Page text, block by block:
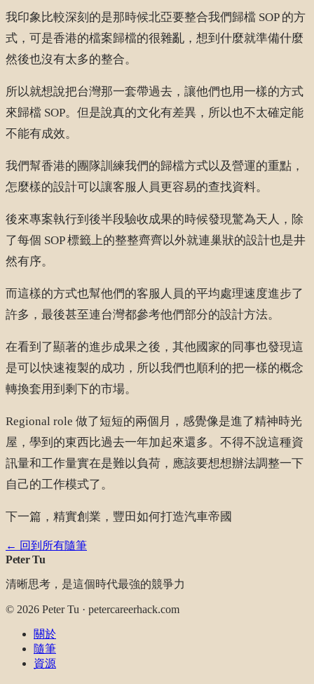
我印象比較深刻的是那時候北亞要整合我們歸檔 SOP 的方
式，可是香港的檔案歸檔的很雜亂，想到什麼就準備什麼
然後也沒有太多的整合。
所以就想說把台灣那一套帶過去，讓他們也用一樣的方式
來歸檔 SOP。但是說真的文化有差異，所以也不太確定能
不能有成效。
我們幫香港的團隊訓練我們的歸檔方式以及營運的重點，
怎麼樣的設計可以讓客服人員更容易的查找資料。
後來專案執行到後半段驗收成果的時候發現驚為天人，除
了每個 SOP 標籤上的整整齊齊以外就連巢狀的設計也是井
然有序。
而這樣的方式也幫他們的客服人員的平均處理速度進步了
許多，最後甚至連台灣都參考他們部分的設計方法。
在看到了顯著的進步成果之後，其他國家的同事也發現這
是可以快速複製的成功，所以我們也順利的把一樣的概念
轉換套用到剩下的市場。
Regional role 做了短短的兩個月，感覺像是進了精神時光
屋，學到的東西比過去一年加起來還多。不得不說這種資
訊量和工作量實在是難以負荷，應該要想想辦法調整一下
自己的工作模式了。
下一篇，精實創業，豐田如何打造汽車帝國
← 回到所有隨筆
Peter Tu
清晰思考，是這個時代最強的競爭力
© 2026 Peter Tu · petercareerhack.com
關於
隨筆
資源